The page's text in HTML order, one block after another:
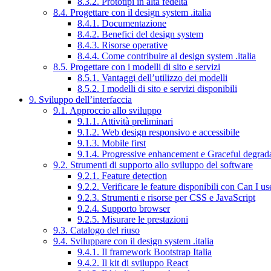
8.4. Progettare con il design system .italia
8.4.1. Documentazione
8.4.2. Benefici del design system
8.4.3. Risorse operative
8.4.4. Come contribuire al design system .italia
8.5. Progettare con i modelli di sito e servizi
8.5.1. Vantaggi dell’utilizzo dei modelli
8.5.2. I modelli di sito e servizi disponibili
9. Sviluppo dell’interfaccia
9.1. Approccio allo sviluppo
9.1.1. Attività preliminari
9.1.2. Web design responsivo e accessibile
9.1.3. Mobile first
9.1.4. Progressive enhancement e Graceful
9.2. Strumenti di supporto allo sviluppo del software
9.2.1. Feature detection
9.2.2. Verificare le feature disponibili con Can I
9.2.3. Strumenti e risorse per CSS e JavaScript
9.2.4. Supporto browser
9.2.5. Misurare le prestazioni
9.3. Catalogo del riuso
9.4. Sviluppare con il design system .italia
9.4.1. Il framework Bootstrap Italia
9.4.2. Il kit di sviluppo React